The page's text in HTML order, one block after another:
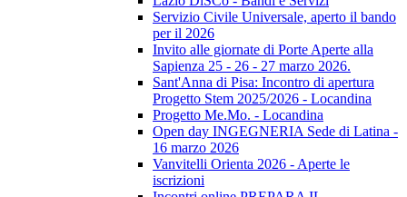
Servizio Civile Universale, aperto il bando
per il 2026
Invito alle giornate di Porte Aperte alla
Sapienza 25 - 26 - 27 marzo 2026.
Sant'Anna di Pisa: Incontro di apertura
Progetto Stem 2025/2026 - Locandina
Progetto Me.Mo. - Locandina
Open day INGEGNERIA Sede di Latina -
16 marzo 2026
Vanvitelli Orienta 2026 - Aperte le
iscrizioni